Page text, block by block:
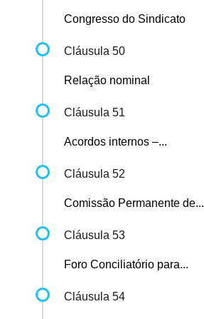
Congresso do Sindicato
Cláusula 50
Relação nominal
Cláusula 51
Acordos internos –...
Cláusula 52
Comissão Permanente de...
Cláusula 53
Foro Conciliatório para...
Cláusula 54